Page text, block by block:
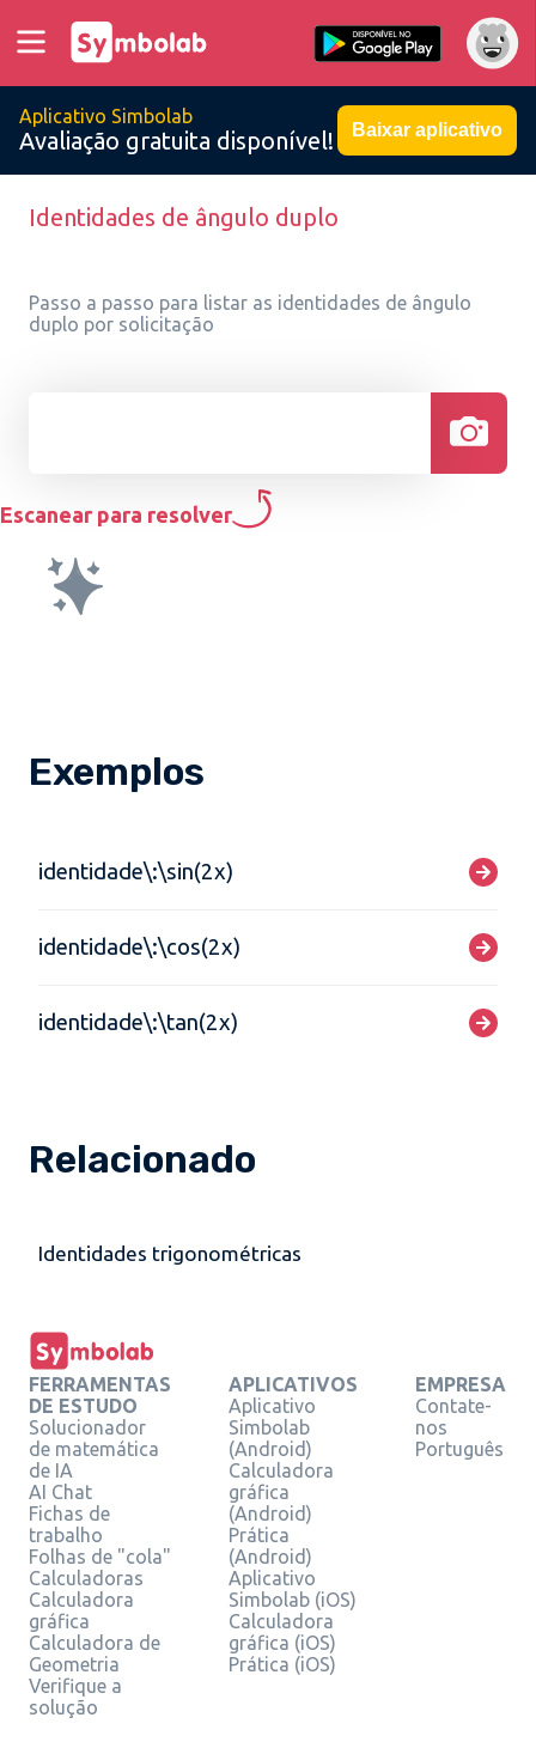
Aplicativo Simbolab
Avaliação gratuita disponível! Baixar aplicativo
Identidades de ângulo duplo
Passo a passo para listar as identidades de ângulo
duplo por solicitação
Escanear para resolver
Exemplos
identidade\:\sin(2x)
identidade\:\cos(2x)
identidade\:\tan(2x)
Relacionado
Identidades trigonométricas
FERRAMENTAS
DE ESTUDO
Solucionador
de matemática
de IA
AI Chat
Fichas de
trabalho
Folhas de "cola"
Calculadoras
Calculadora
gráfica
Calculadora de
Geometria
Verifique a
solução
APLICATIVOS
Aplicativo
Simbolab
(Android)
Calculadora
gráfica
(Android)
Prática
(Android)
Aplicativo
Simbolab (iOS)
Calculadora
gráfica (iOS)
Prática (iOS)
EMPRESA
Contate-
nos
Português